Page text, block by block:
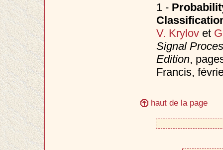
1 -
V. Krylovet
Signal
Edition,
Francis,
haut de la page